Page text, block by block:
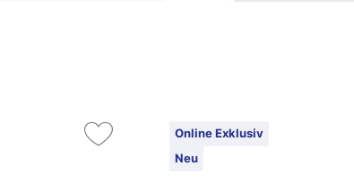
Online Exklusiv
Neu